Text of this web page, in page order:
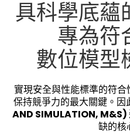
具科學底蘊
專為符
數位模型
實現安全與性能標準的符
保持競爭力的最大關鍵。
AND SIMULATION, M&S)
缺的核